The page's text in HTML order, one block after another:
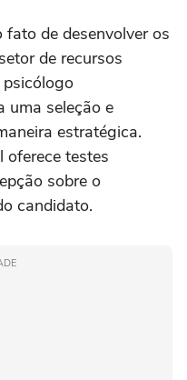
de desenvolver os
de recursos
uma seleção e
estratégica.
oferece testes
sobre o
candidato.